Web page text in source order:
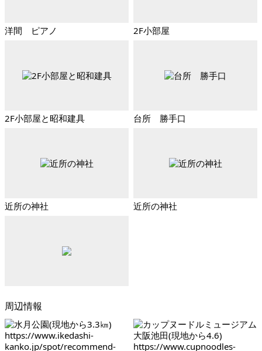
洋間 ピアノ 2F小部屋
2F小部屋と昭和建具 台所 勝手口
近所の神社 近所の神社
周辺情報